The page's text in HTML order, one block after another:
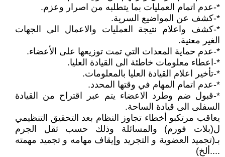
*-عدم اتمام العمليات بما يتطلبه من اصرار وعزم.
*-كشف عن المواضيع السرية.
*-كشف واعلام نتيجة العمليات والاعمال الى الجهات
الغير معنية.
*-عدم حماية المعدات التي تمت توزيعها على الأعضاء.
*-اعطاء معلومات خاطئة الى القيادة العليا.
*-تأخير اعلام القيادة العليا بالمعلومات.
*-عدم اتمام المهام في وقتها المحدد.
*-قبول ضم وطرد الاعضاء يتم عبر اقتراح من القيادة
السفلى الى قيادة الساحة.
يعاقب مرتكبو أخطاء تجاوز النظام بعد التحقيق التنظيمي
ل(بلات فورم) والمسائلة وذلك حسب ثقل الجرم
بـ(تجميد العضوية و التجريد وإيقاف مهامه و تجميد مهمته
....ألخ)